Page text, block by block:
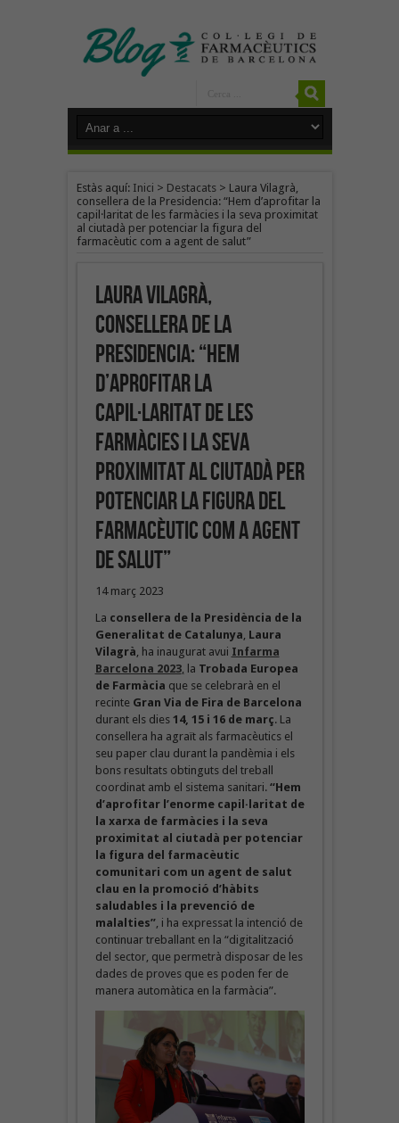
Estàs aquí: Inici > Destacats> Laura Vilagrà,
consellera de la Presidencia: “Hem d’aprofitar la
capil·laritat de les farmàcies i la seva proximitat
al ciutadà per potenciar la figura del
farmacèutic com a agent de salut”
Laura Vilagrà,
consellera de la
Presidencia: “Hem
d’aprofitar la
capil·laritat de les
farmàcies i la seva
proximitat al ciutadà per
potenciar la figura del
farmacèutic com a agent
de salut”
14 març 2023
La consellera de la Presidència de la
Generalitat de Catalunya Laura
Vilagrà , ha inaugurat avui Infarma
Barcelona 2023, la Trobada Europea
de Farmàcia que se celebrarà en el
recinte Gran Via de Fira de Barcelona
durant els dies 14, 15 i 16 de març. La
consellera ha agraït als farmacèutics el
seu paper clau durant la pandèmia i els
bons resultats obtinguts del treball
coordinat amb el sistema sanitari. “Hem
d’aprofitar l’enorme capil·laritat de
la xarxa de farmàcies i la seva
proximitat al ciutadà per potenciar
la figura del farmacèutic
comunitari com un agent de salut
clau en la promoció d’hàbits
saludables i la prevenció de
malalties”, i ha expressat la intenció de
continuar treballant en la “digitalització
del sector, que permetrà disposar de les
dades de proves que es poden fer de
manera automàtica en la farmàcia”.